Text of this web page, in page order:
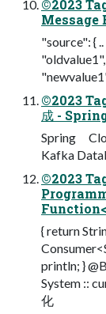
©2023
Message
"source": {
©2023
成 -
Spring
Kafka
©2023
{ return
println; }
System ::
化